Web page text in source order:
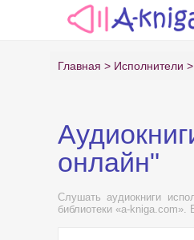
Главная Исполнители
онлайн"
Слушать аудиокниги
библиотеки «a-